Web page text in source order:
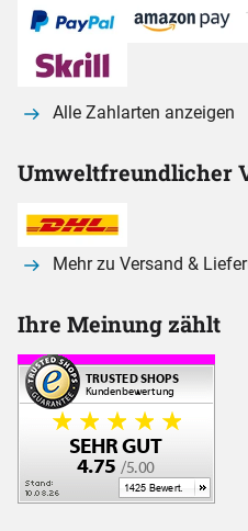
Alle Zahlarten anzeigen
Umweltfreundlicher
Mehr zu Versand &
Ihre Meinung zählt